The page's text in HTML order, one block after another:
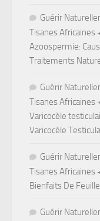
Guérir
Tisanes Africaines
Azoospermie:
Traitements
Guérir
Tisanes Africaines
Varicocèle
Varicocèle
Guérir
Tisanes Africaines
Bienfaits De
Guérir